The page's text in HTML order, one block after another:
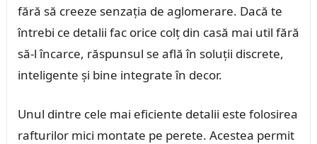
fără să creeze senzația de aglomerare. Dacă te
întrebi ce detalii fac orice colț din casă mai util fără
să-l încarce, răspunsul se află în soluții discrete,
inteligente și bine integrate în decor.
Unul dintre cele mai eficiente detalii este folosirea
rafturilor mici montate pe perete. Acestea permit